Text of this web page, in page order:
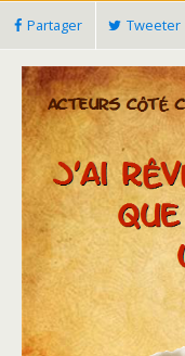
Partager Tweeter